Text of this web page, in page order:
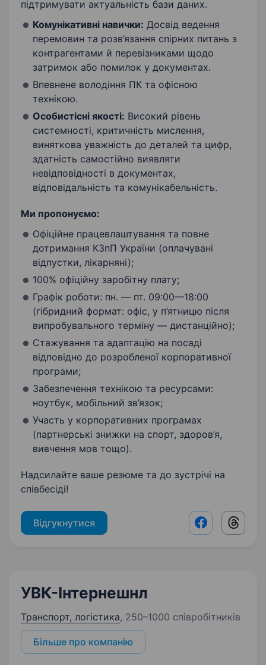
підтримувати актуальність бази даних.
Комунікативні навички: Досвід ведення
перемовин та розв’язання спірних питань з
контрагентами й перевізниками щодо
затримок або помилок у документах.
Впевнене володіння ПК та офісною
технікою.
Особистісні якості: Високий рівень
системності, критичність мислення,
виняткова уважність до деталей та цифр,
здатність самостійно виявляти
невідповідності в документах,
відповідальність та комунікабельність.
Ми пропонуємо:
Офіційне працевлаштування та повне
дотримання КЗпП України (оплачувані
відпустки, лікарняні);
100% офіційну заробітну плату;
Графік роботи: пн. — пт. 09:00—18:00
(гібридний формат: офіс, у п’ятницю після
випробувального терміну — дистанційно);
Стажування та адаптацію на посаді
відповідно до розробленої корпоративної
програми;
Забезпечення технікою та ресурсами:
ноутбук, мобільний зв’язок;
Участь у корпоративних програмах
(партнерські знижки на спорт, здоров’я,
вивчення мов тощо).
Надсилайте ваше резюме та до зустрічі на
співбесіді!
Відгукнутися Facebook
УВК-Інтернешнл
Транспорт, логістика, 250–1000 співробітників
Більше про компанію